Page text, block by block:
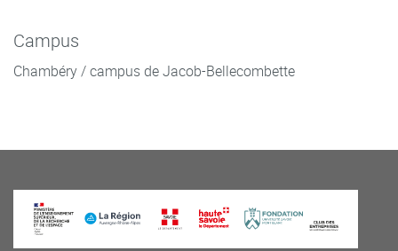
Campus
Chambéry / campus de Jacob-Bellecombette